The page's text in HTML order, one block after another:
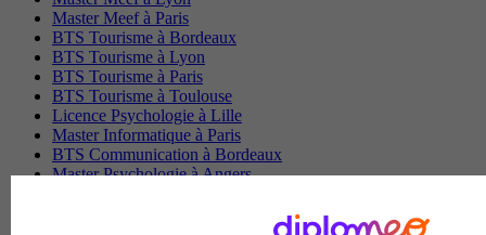
Master Meef à Paris
BTS Tourisme à Bordeaux
BTS Tourisme à Lyon
BTS Tourisme à Paris
BTS Tourisme à Toulouse
Licence Psychologie à Lille
Master Informatique à Paris
BTS Communication à Bordeaux
Master Psychologie à Angers